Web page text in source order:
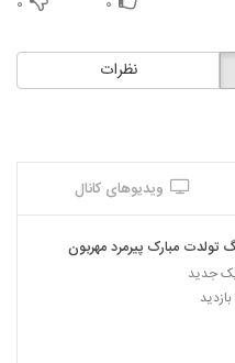
نظرات
ویدیوهای کانال
تولدت مبارک پیرمرد مهربون
جدید